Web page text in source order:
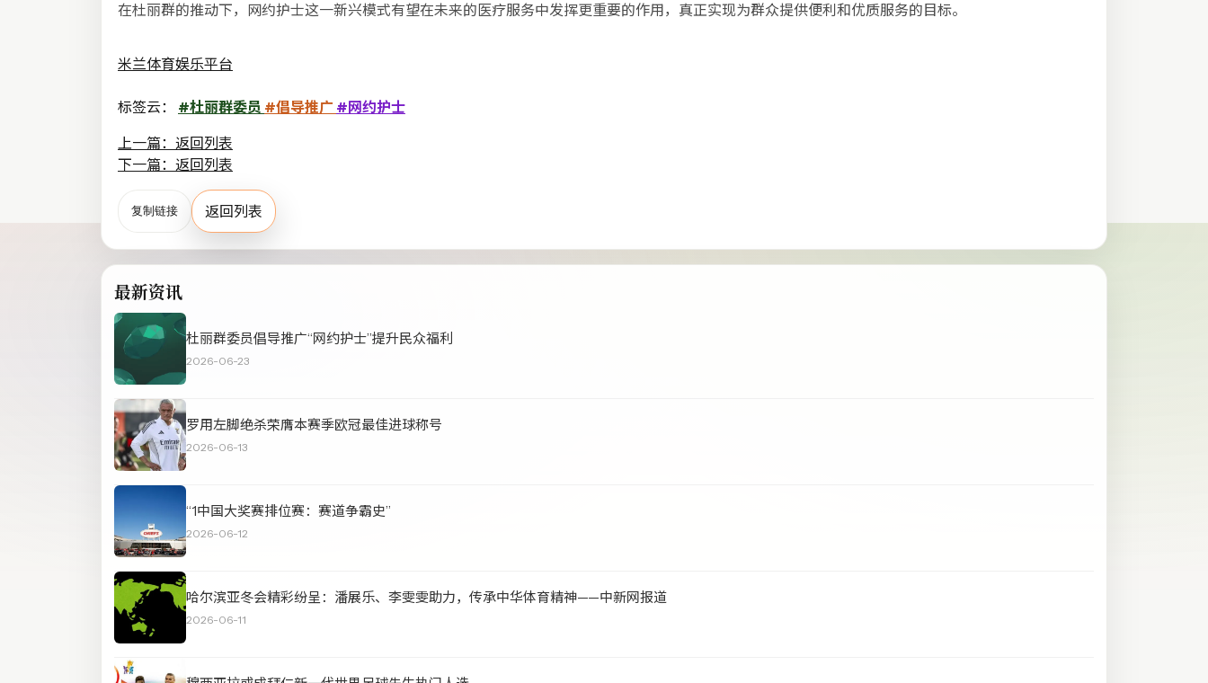
在杜丽群的推动下，网约护士这一新兴模式有望在未来的医疗服务中发挥更重要的作用，真正实现为群众提供便利和优质服务的目标。
米兰体育娱乐平台
标签云： #杜丽群委员 #倡导推广 #网约护士
上一篇：返回列表
下一篇：返回列表
复制链接 返回列表
最新资讯
杜丽群委员倡导推广“网约护士”提升民众福利
2026-06-23
罗用左脚绝杀荣膺本赛季欧冠最佳进球称号
2026-06-13
“1中国大奖赛排位赛：赛道争霸史”
2026-06-12
哈尔滨亚冬会精彩纷呈：潘展乐、李雯雯助力，传承中华体育精神——中新网报道
2026-06-11